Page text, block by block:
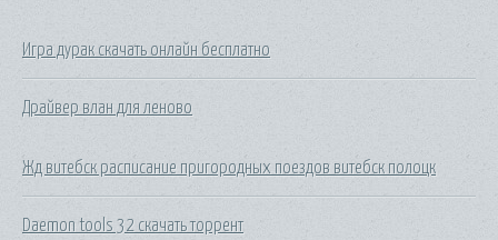
Игра дурак скачать онлайн бесплатно
Драйвер влан для леново
Жд витебск расписание пригородных поездов витебск полоцк
Daemon tools 32 скачать торрент